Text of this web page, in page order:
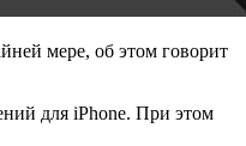
мере, об этом говорит
для iPhone. При этом